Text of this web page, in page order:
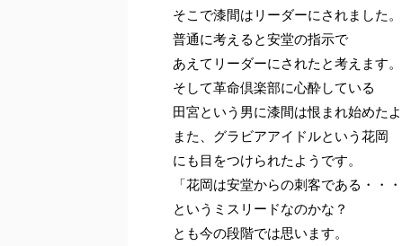
そこで漆間はリーダーにされました。
普通に考えると安堂の指示で
あえてリーダーにされたと考えます。
そして革命倶楽部に心酔している
田宮という男に漆間は恨まれ始めたよ
また、グラビアアイドルという花岡
にも目をつけられたようです。
「花岡は安堂からの刺客である・・・
というミスリードなのかな？
とも今の段階では思います。